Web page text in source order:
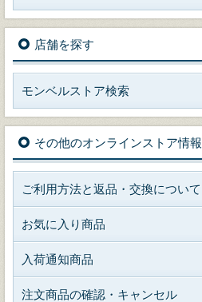
店舗を探す
モンベルストア検索
その他のオンラインストア情報
ご利用方法と返品・交換について
お気に入り商品
入荷通知商品
注文商品の確認・キャンセル